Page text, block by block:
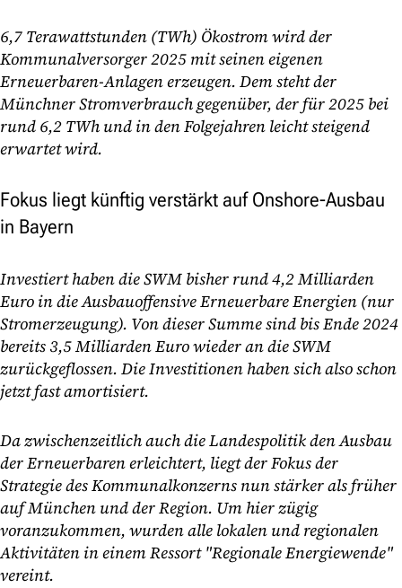
6,7 Terawattstunden (TWh) Ökostrom wird der
Kommunalversorger 2025 mit seinen eigenen
Erneuerbaren-Anlagen erzeugen. Dem steht der
Münchner Stromverbrauch gegenüber, der für 2025 bei
rund 6,2 TWh und in den Folgejahren leicht steigend
erwartet wird.
Fokus liegt künftig verstärkt auf Onshore-Ausbau
in Bayern
Investiert haben die SWM bisher rund 4,2 Milliarden
Euro in die Ausbauoffensive Erneuerbare Energien (nur
Stromerzeugung). Von dieser Summe sind bis Ende 2024
bereits 3,5 Milliarden Euro wieder an die SWM
zurückgeflossen. Die Investitionen haben sich also schon
jetzt fast amortisiert.
Da zwischenzeitlich auch die Landespolitik den Ausbau
der Erneuerbaren erleichtert, liegt der Fokus der
Strategie des Kommunalkonzerns nun stärker als früher
auf München und der Region. Um hier zügig
voranzukommen, wurden alle lokalen und regionalen
Aktivitäten in einem Ressort "Regionale Energiewende"
vereint.